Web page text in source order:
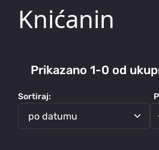
Knićanin
Prikazano 1-0 od
Sortiraj:
po datumu